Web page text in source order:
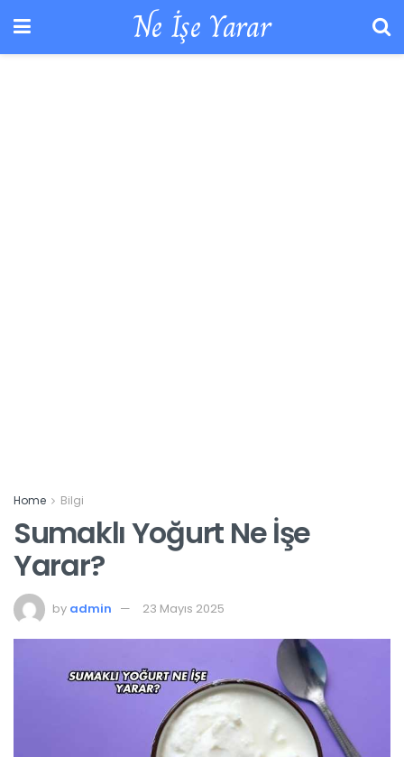
Ne İşe Yarar
Home Bilgi
Sumaklı Yoğurt Ne İşe
Yarar?
by admin 23 Mayıs 2025